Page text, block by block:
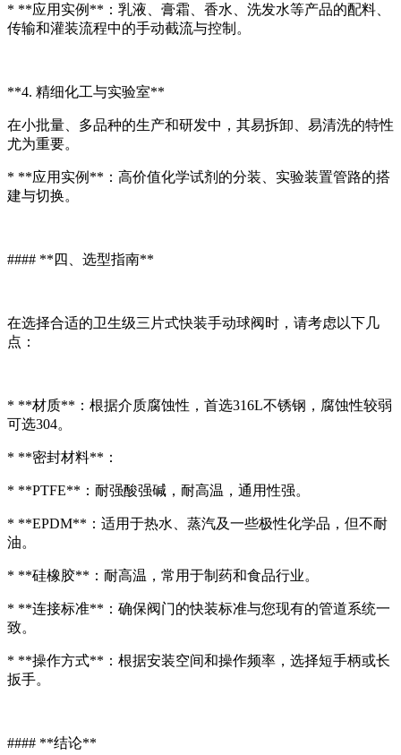
* **应用实例**：乳液、膏霜、香水、洗发水等产品的配料、
传输和灌装流程中的手动截流与控制。
**4. 精细化工与实验室**
在小批量、多品种的生产和研发中，其易拆卸、易清洗的特性
尤为重要。
* **应用实例**：高价值化学试剂的分装、实验装置管路的搭
建与切换。
#### **四、选型指南**
在选择合适的卫生级三片式快装手动球阀时，请考虑以下几
点：
* **材质**：根据介质腐蚀性，首选316L不锈钢，腐蚀性较弱
可选304。
* **密封材料**：
* **PTFE**：耐强酸强碱，耐高温，通用性强。
* **EPDM**：适用于热水、蒸汽及一些极性化学品，但不耐
油。
* **硅橡胶**：耐高温，常用于制药和食品行业。
* **连接标准**：确保阀门的快装标准与您现有的管道系统一
致。
* **操作方式**：根据安装空间和操作频率，选择短手柄或长
扳手。
#### **结论**